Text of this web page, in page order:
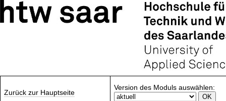
Zurück zur Hauptseite
Version des Moduls auswählen: